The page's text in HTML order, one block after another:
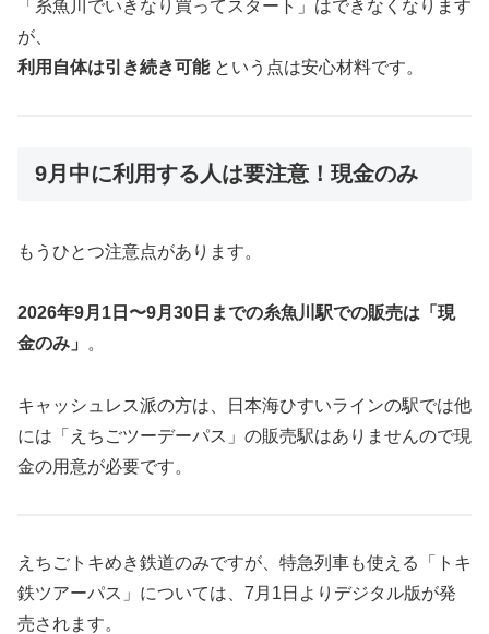
「糸魚川でいきなり買ってスタート」はできなくなります
が、
利用自体は引き続き可能という点は安心材料です。
9月中に利用する人は要注意！現金のみ
もうひとつ注意点があります。
2026年9月1日〜9月30日までの糸魚川駅での販売は「現
金のみ」 。
キャッシュレス派の方は、日本海ひすいラインの駅では他
には「えちごツーデーパス」の販売駅はありませんので現
金の用意が必要です。
えちごトキめき鉄道のみですが、特急列車も使える「トキ
鉄ツアーパス」については、7月1日よりデジタル版が発
売されます。